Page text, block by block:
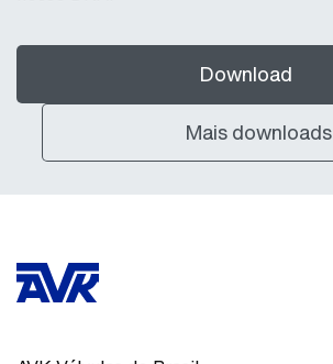
Download
Mais downloads